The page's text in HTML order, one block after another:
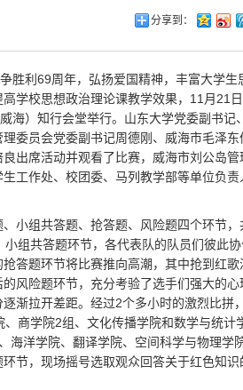
分享到：
胜利69周年，弘扬爱国精神，丰富大学生
学校思想政治理论课教学效果，11月21
海）知行会堂举行。山东大学党委副书记
委员会党委副书记周德刚、威海市毛泽
出席活动并观看了比赛，威海市刘公岛管
工作处、校团委、马列教学部等单位负
小组共答题、抢答题、风险题四个环节
组共答题环节，各代表队的队员们彼此
答题环节将比赛推向高潮，其中抢到红歌
风险题环节，充分考验了选手们强大的心
渐拉开差距。经过2个多小时的激烈比拼
商学院2组、文化传播学院和数学与统计
海洋学院、翻译学院、空间科学与物理学
节，现场摇号选取观众回答关于红色知识